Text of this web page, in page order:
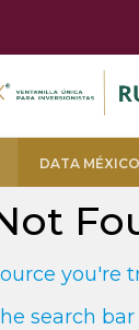
DATA MÉXICO
you're
search